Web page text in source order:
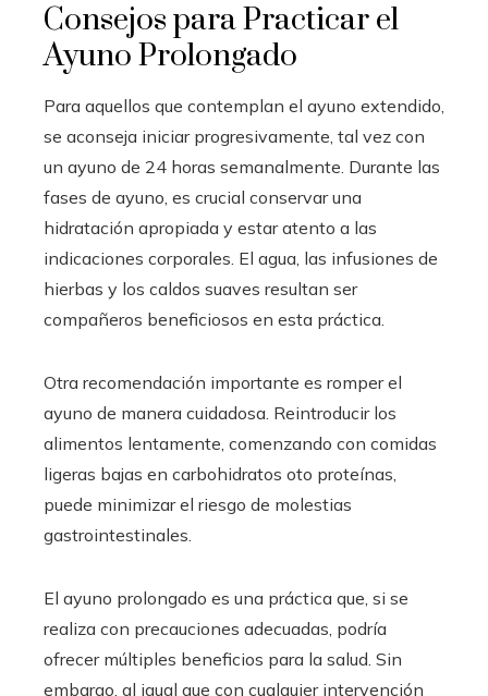
Consejos para Practicar el
Ayuno Prolongado
Para aquellos que contemplan el ayuno extendido,
se aconseja iniciar progresivamente, tal vez con
un ayuno de 24 horas semanalmente. Durante las
fases de ayuno, es crucial conservar una
hidratación apropiada y estar atento a las
indicaciones corporales. El agua, las infusiones de
hierbas y los caldos suaves resultan ser
compañeros beneficiosos en esta práctica.
Otra recomendación importante es romper el
ayuno de manera cuidadosa. Reintroducir los
alimentos lentamente, comenzando con comidas
ligeras bajas en carbohidratos oto proteínas,
puede minimizar el riesgo de molestias
gastrointestinales.
El ayuno prolongado es una práctica que, si se
realiza con precauciones adecuadas, podría
ofrecer múltiples beneficios para la salud. Sin
embargo, al igual que con cualquier intervención